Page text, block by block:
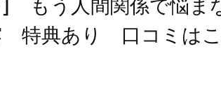
] もう人間関係で悩ま
典あり 口コミはこ